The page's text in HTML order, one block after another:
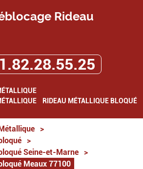
Rideau
RIDEAU MÉTALLIQUE BLOQUÉ
>
>
Seine-et-Marne
>
Meaux 77100